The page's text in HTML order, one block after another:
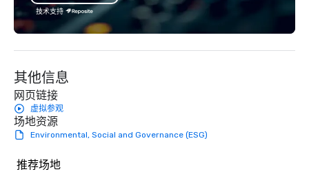
specializing in escorting large groups
with utmost care, who personalizes
each experience with fun and
engaging information along the way.
entertaining activity and unique
dining experience melded into one,
that are sure to add new vitality to
meeting events, from conferences to
team building. All-Inclusive Group
corporate group event through Lip
技术支持
其他信息
网页链接
虚拟参观
场地资源
Environmental, Social and Governance (ESG)
推荐场地